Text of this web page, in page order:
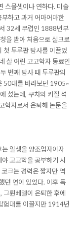
스물셋이나 연하다. 미술
하고 과거 어마어마한
32세 무렵인 1888년부
을 받아 처음으로 실크로
투루판 탐사를 이끌었
살 어린 고고학자 동료인
번째 탐사 때 투루판의
50대를 바라보던 1905~
섰는데, 쿠차의 키질 석
학자로서 은퇴해 논문을
일생을 양조업자이자
고고학을 공부하기 시
크는 경력은 짧지만 역
던 연이 있었다. 이후 독
그륀베델이 은퇴한 후에
험대를 이끌지만 1914년